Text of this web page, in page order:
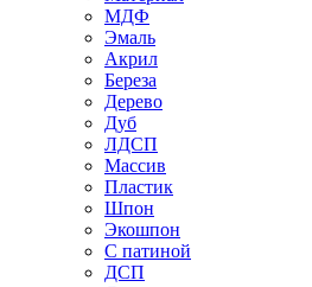
МДФ
Эмаль
Акрил
Береза
Дерево
Дуб
ЛДСП
Массив
Пластик
Шпон
Экошпон
С патиной
ДСП